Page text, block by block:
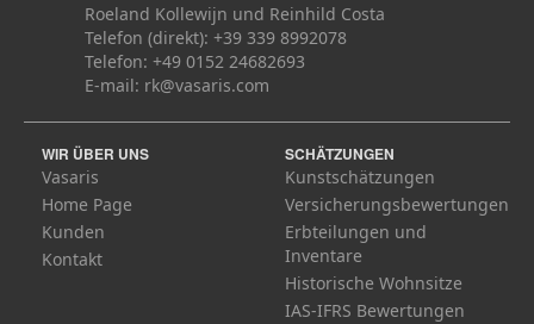
Roeland Kollewijn und Reinhild Costa
Telefon (direkt): +39 339 8992078
Telefon: +49 0152 24682693
E-mail: rk@vasaris.com
WIR ÜBER UNS
Vasaris
Home Page
Kunden
Kontakt
SCHÄTZUNGEN
Kunstschätzungen
Versicherungsbewertungen
Erbteilungen und
Inventare
Historische Wohnsitze
IAS-IFRS Bewertungen